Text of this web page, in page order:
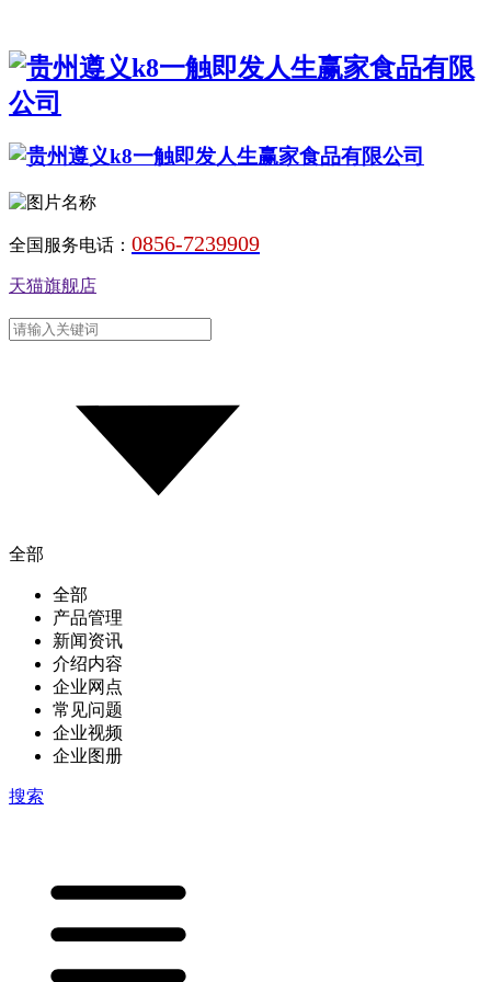
全国服务电话： 0856-7239909
天猫旗舰店
全部
全部
产品管理
新闻资讯
介绍内容
企业网点
常见问题
企业视频
企业图册
搜索